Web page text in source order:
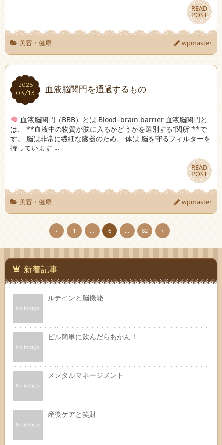
READ
POST
READ
POST
美容・健康 wpmaster
2026
03/13
2026
03/13 血液脳関門を通過するもの
血液脳関門（BBB）とは Blood–brain barrier 血液脳関門と
は、 **血液中の物質が脳に入るかどうかを選別する“関所”**で
す。 脳は非常に繊細な臓器のため、 体は 脳を守るフィルターを
持っています …
READ
POST
READ
POST
美容・健康 wpmaster
‹ 1 … 6 … 82 ›
新着記事
ルテインと脳機能
ピル簡単に飲んだらあかん！
メンタルマネージメント
産後ケアと笑財